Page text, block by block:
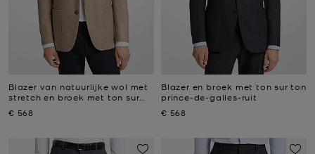
Blazer van natuurlijke wol met
stretch en broek met ton sur
Nu
€ 568
Blazer en broek met ton sur ton
prince-de-galles-ruit
Nu
€ 568